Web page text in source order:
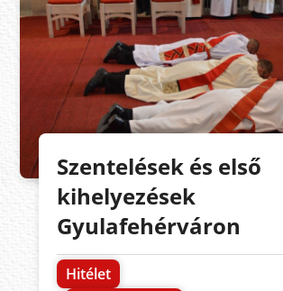
Szentelések és első
kihelyezések
Gyulafehérváron
Hitélet